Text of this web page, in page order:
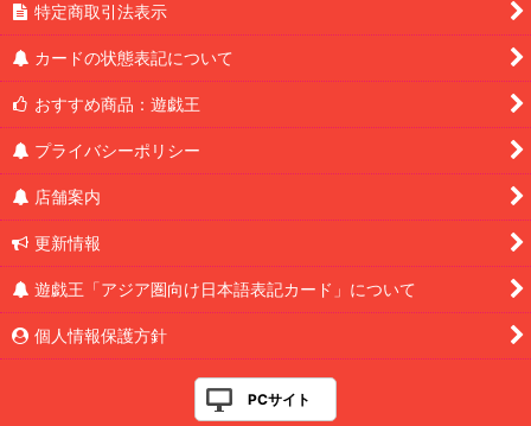
特定商取引法表示
カードの状態表記について
おすすめ商品：遊戯王
プライバシーポリシー
店舗案内
更新情報
遊戯王「アジア圏向け日本語表記カード」について
個人情報保護方針
PCサイト